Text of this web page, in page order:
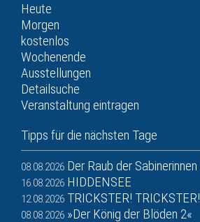
Heute
Morgen
kostenlos
Wochenende
Ausstellungen
Detailsuche
Veranstaltung eintragen
Tipps für die nächsten Tage
08.08.2026 Der Raub der Sabinerinnen
16.08.2026 HIDDENSEE
12.08.2026 TRICKSTER! TRICKSTER!
08.08.2026 »Der König der Blöden 2«